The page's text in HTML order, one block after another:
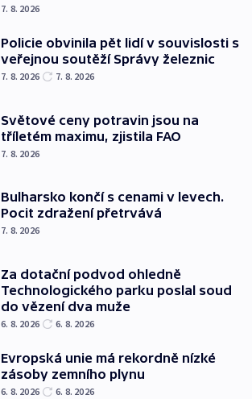
7. 8. 2026
Policie obvinila pět lidí v souvislosti s
veřejnou soutěží Správy železnic
7. 8. 2026 7. 8. 2026
Světové ceny potravin jsou na
tříletém maximu, zjistila FAO
7. 8. 2026
Bulharsko končí s cenami v levech.
Pocit zdražení přetrvává
7. 8. 2026
Za dotační podvod ohledně
Technologického parku poslal soud
do vězení dva muže
6. 8. 2026 6. 8. 2026
Evropská unie má rekordně nízké
zásoby zemního plynu
6. 8. 2026 6. 8. 2026